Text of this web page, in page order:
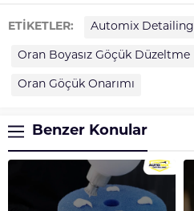
ETİKETLER: Automix Detailing
Oran Boyasız Göçük Düzeltme
Oran Göçük Onarımı
Benzer Konular